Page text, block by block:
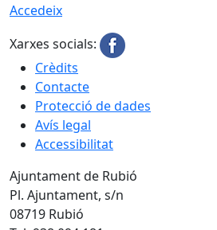
Accedeix
Xarxes socials:
Crèdits
Contacte
Protecció de dades
Avís legal
Accessibilitat
Ajuntament de Rubió
Pl. Ajuntament, s/n
08719 Rubió